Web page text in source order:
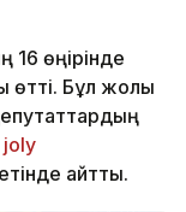
16 өңірінде
өтті. Бұл жолы
joly
айтты.